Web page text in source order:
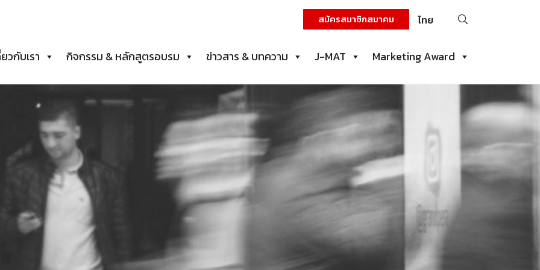
สมัครสมาชิกสมาคม ไทย
ค้นหา
วกับเรา
กิจกรรม & หลักสูตรอบรม ข่าวสาร & บทความ J-MAT Marketing Award